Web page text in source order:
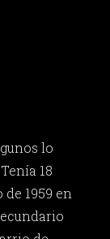
lo
18
1959 en